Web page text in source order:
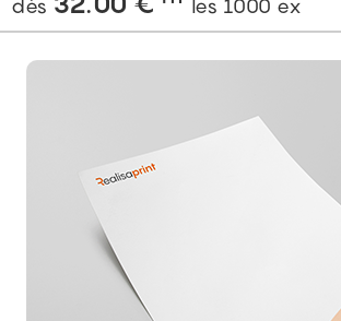
dès les 1000 ex